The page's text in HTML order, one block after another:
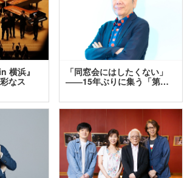
横浜』
なス
「同窓会にはしたくない」
――15年ぶりに集う「第…